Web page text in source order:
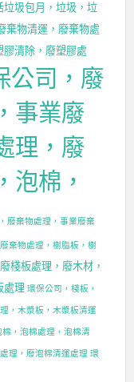
垃圾包月，垃圾，垃
棄物清運，廢棄物處
膠清除，廢塑膠處
公司，廢
事業廢
理，廢
泡棉，
廢棄物處理，事業廢棄
棄物處理，樹脂板，樹
棧板處理，廢木材，
處理 環保公司，棧板，
，木漿板，木漿板清運
，泡棉處理，泡棉清
理，廢泡棉清運處理 環